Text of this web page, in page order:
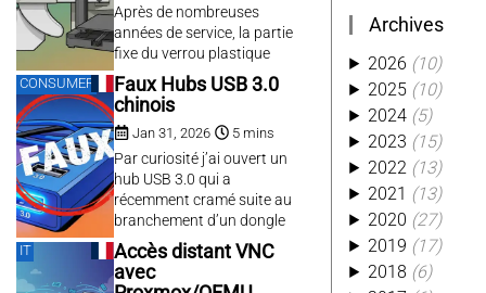
website. However, the free
plan has recently been
discontinued, and the
remaining offers are not
suitable for a small
personal &...
Après de nombreuses
années de service, la partie
fixe du verrou plastique
d’une de mes persiennes
s’est cassé en deux, sans
doute suite à la fatigue du
plastique soumis à de
fortes températures
lorsqu’il est exposé au
soleil, et de fortes
contraintes mécaniques
lors de la fermeture. Suite à
quelques...
CONSUMER
Faux Hubs USB 3.0
chinois
Jan 31, 2026 5 mins
Par curiosité j’ai ouvert un
hub USB 3.0 qui a
récemment cramé suite au
branchement d’un dongle
Wifi, et je n’ai pas été déçu,
ce qui est vendu comme un
hub à quatre ports USB 3.0
IT
Accès distant VNC
avec
Hack (3)
Kobo (3)
Kwirk (3)
Migration (3)
Octoprint (3)
Photo (3)
Php (3)
Piwik (3)
Python (3)
Rf
(3)
Archives
2026 (10)
2025 (10)
2024 (5)
2023 (15)
2022 (13)
2021 (13)
2020 (27)
2019 (17)
2018 (6)